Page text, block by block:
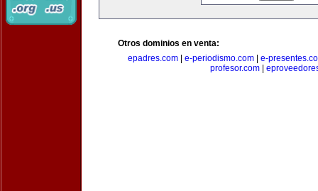
Otros dominios en venta:
epadres.com
e-periodismo.com
e-
profesor.com|